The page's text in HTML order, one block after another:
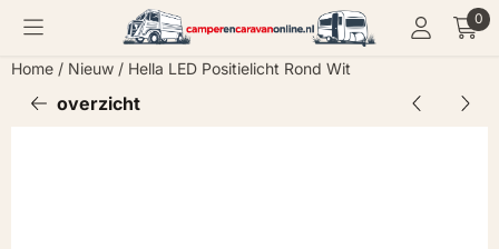
Cookievoorkeuren zijn momenteel gesloten. 0
Home / Nieuw / Hella LED Positielicht Rond Wit
overzicht